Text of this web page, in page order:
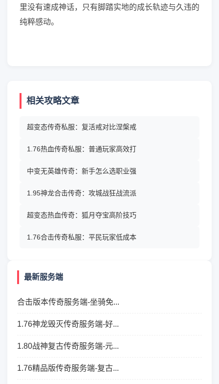
里没有速成神话，只有脚踏实地的成长轨迹与久违的
纯粹感动。
相关攻略文章
超变态传奇私服：复活戒对比涅槃戒
1.76热血传奇私服：普通玩家高效打
中变无英雄传奇：新手怎么选职业强
1.95神龙合击传奇：攻城战狂战流派
超变态热血传奇：狐月夺宝高阶技巧
1.76合击传奇私服：平民玩家低成本
最新服务端
合击版本传奇服务端-坐骑免...
1.76神龙毁灭传奇服务端-好...
1.80战神复古传奇服务端-元...
1.76精品版传奇服务端-复古...